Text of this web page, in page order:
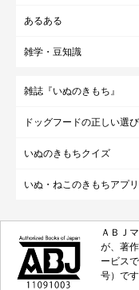
あるある
雑学・豆知識
雑誌『いぬのきもち』
ドッグフードの正しい選
いぬのきもちクイズ
いぬ・ねこのきもちアプリ
ＡＢＪ
が、著
ービス
号）です